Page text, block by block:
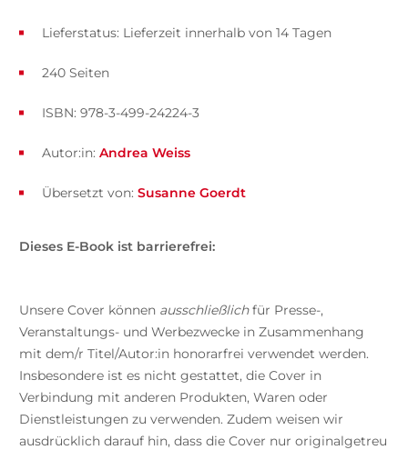
Übersetzt von: Susanne Goerdt
Lieferstatus: Lieferzeit innerhalb von 14 Tagen
ISBN: 978-3-499-24224-3
240 Seiten
Autor:in: Andrea Weiss
Dieses E-Book ist barrierefrei:
Unsere Cover können ausschließlichfür Presse-,
Veranstaltungs- und Werbezwecke in Zusammenhang
mit dem/r Titel/Autor:in honorarfrei verwendet werden.
Insbesondere ist es nicht gestattet, die Cover in
Verbindung mit anderen Produkten, Waren oder
Dienstleistungen zu verwenden. Zudem weisen wir
ausdrücklich darauf hin, dass die Cover nur originalgetreu